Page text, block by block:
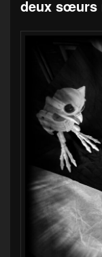
deux sœurs